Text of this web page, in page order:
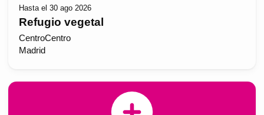
Hasta el 30 ago 2026
Refugio vegetal
CentroCentro
Madrid